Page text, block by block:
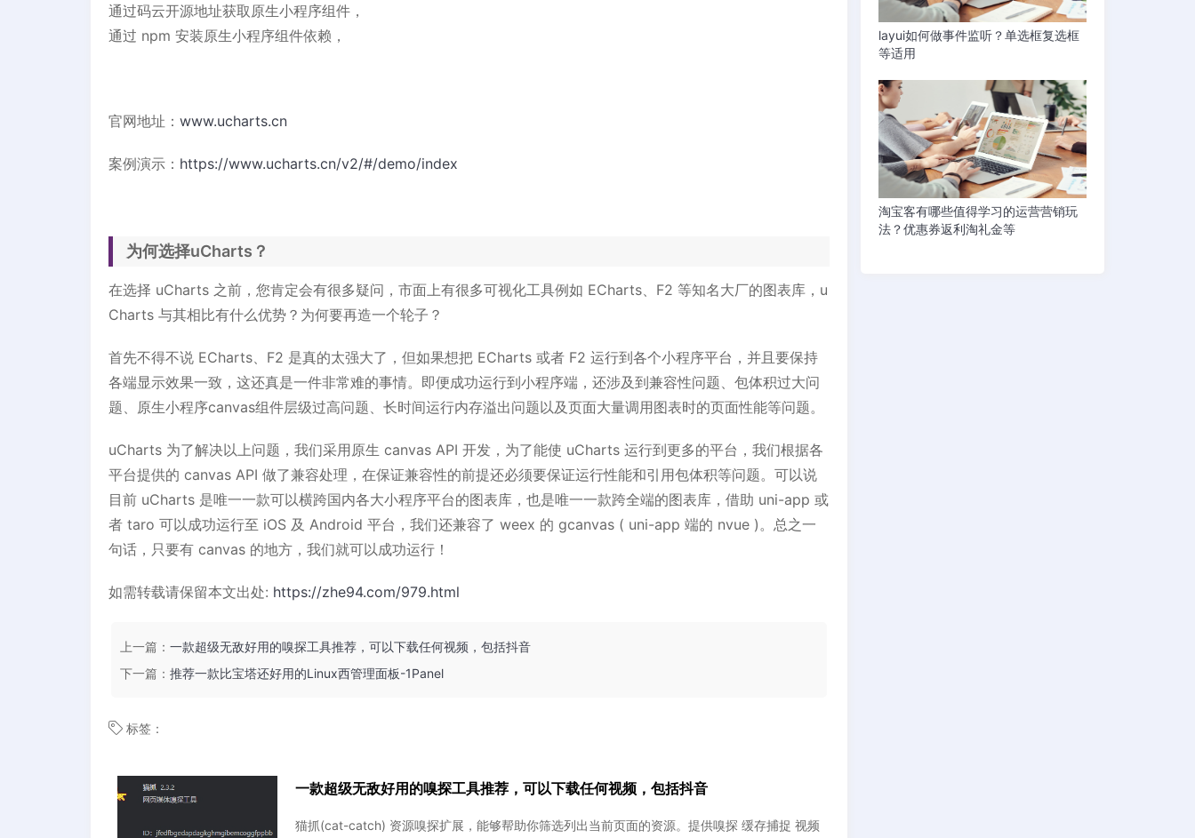
通过码云开源地址获取原生小程序组件，
通过 npm 安装原生小程序组件依赖，
官网地址： www.ucharts.cn
案例演示： https://www.ucharts.cn/v2/#/demo/index
为何选择uCharts？
在选择 uCharts 之前，您肯定会有很多疑问，市面上有很多可视化工具例如 ECharts、F2 等知名大厂的图表库，u
Charts 与其相比有什么优势？为何要再造一个轮子？
首先不得不说 ECharts、F2 是真的太强大了，但如果想把 ECharts 或者 F2 运行到各个小程序平台，并且要保持
各端显示效果一致，这还真是一件非常难的事情。即便成功运行到小程序端，还涉及到兼容性问题、包体积过大问
题、原生小程序canvas组件层级过高问题、长时间运行内存溢出问题以及页面大量调用图表时的页面性能等问题。
uCharts 为了解决以上问题，我们采用原生 canvas API 开发，为了能使 uCharts 运行到更多的平台，我们根据各
平台提供的 canvas API 做了兼容处理，在保证兼容性的前提还必须要保证运行性能和引用包体积等问题。可以说
目前 uCharts 是唯一一款可以横跨国内各大小程序平台的图表库，也是唯一一款跨全端的图表库，借助 uni-app 或
者 taro 可以成功运行至 iOS 及 Android 平台，我们还兼容了 weex 的 gcanvas ( uni-app 端的 nvue )。总之一
句话，只要有 canvas 的地方，我们就可以成功运行！
如需转载请保留本文出处: https://zhe94.com/979.html
上一篇： 一款超级无敌好用的嗅探工具推荐，可以下载任何视频，包括抖音
下一篇： 推荐一款比宝塔还好用的Linux西管理面板-1Panel
标签：
一款超级无敌好用的嗅探工具推荐，可以下载任何视频，包括抖音
猫抓(cat-catch) 资源嗅探扩展，能够帮助你筛选列出当前页面的资源。提供嗅探 缓存捕捉 视频
layui如何做事件监听？单选框复选框
等适用
淘宝客有哪些值得学习的运营营销玩
法？优惠券返利淘礼金等